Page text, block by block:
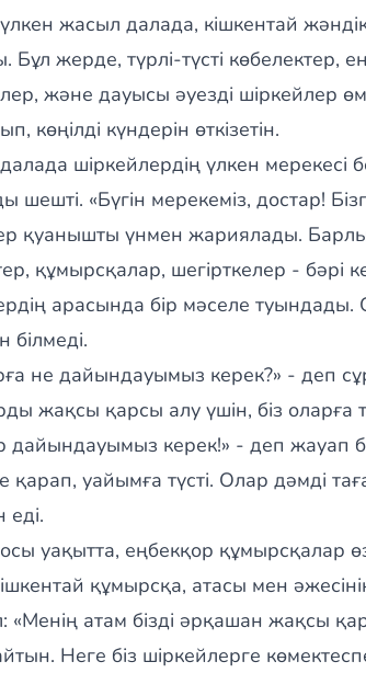
үлкен жасыл далада, кішкентай
Бұл жерде, түрлі-түсті көбелектер,
және дауысы әуезді шіркейлер
көңілді күндерін өткізетін.
далада шіркейлердің үлкен
шешті. «Бүгін мерекеміз, достар!
қуанышты үнмен жариялады.
құмырсқалар, шегірткелер - бәрі
арасында бір мәселе
білмеді.
не дайындауымыз керек?» - деп
жақсы қарсы алу үшін, біз оларға
дайындауымыз керек!» - деп жауап
қарап, уайымға түсті. Олар дәмді
еді.
уақытта, еңбекқор құмырсқалар
құмырсқа, атасы мен
«Менің атам бізді әрқашан жақсы
Неге біз шіркейлерге